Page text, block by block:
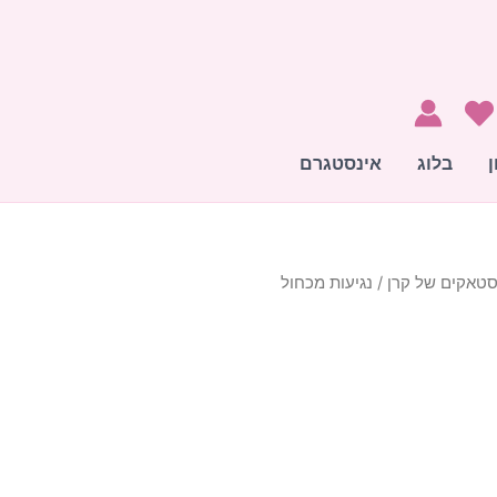
בלוג אינסטגרם
סטאקים של קרן / נגיעות מכחול